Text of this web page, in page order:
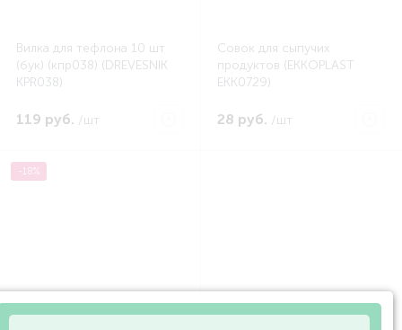
Вилка для тефлона 10 шт
(бук) (кпр038) (DREVESNIK
KPR038)
119 руб. /шт
Совок для сыпучих
продуктов (EKKOPLAST
EKK0729)
28 руб. /шт
-18%